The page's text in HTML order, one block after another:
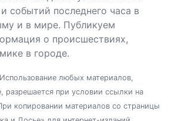
событий последнего часа в
и в мире. Публикуем
о происшествиях,
в городе.
любых материалов,
разрешается при условии ссылки на
копировании материалов со страницы